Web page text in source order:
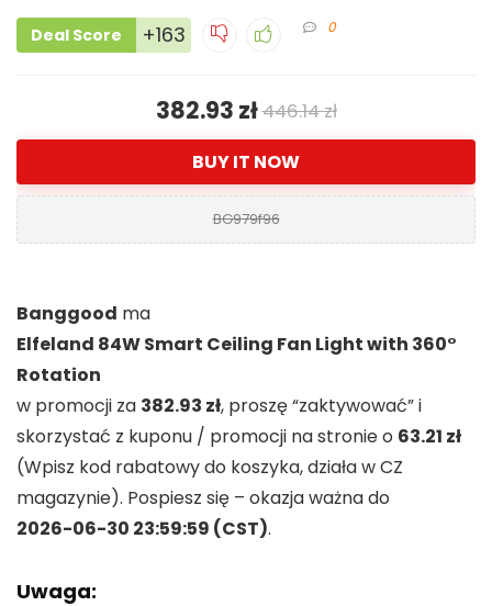
Deal Score +163 0
382.93 zł446.14 zł
BUY IT NOW
BG979f96
Banggood ma
Elfeland 84W Smart Ceiling Fan Light with 360°
Rotation
w promocji za 382.93 zł, proszę “zaktywować” i
skorzystać z kuponu / promocji na stronie o 63.21 zł
(Wpisz kod rabatowy do koszyka, działa w CZ
magazynie). Pospiesz się – okazja ważna do
2026-06-30 23:59:59 (CST).
Uwaga: